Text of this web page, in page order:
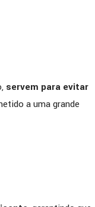
servem para evitar
a uma grande